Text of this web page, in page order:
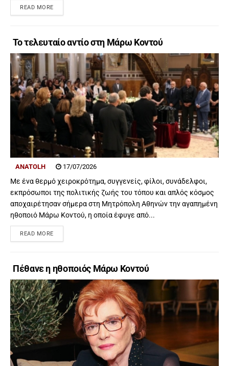
READ MORE
Το τελευταίο αντίο στη Μάρω Κοντού
ANATOLH 17/07/2026
Με ένα θερμό χειροκρότημα, συγγενείς, φίλοι, συνάδελφοι,
εκπρόσωποι της πολιτικής ζωής του τόπου και απλός κόσμος
αποχαιρέτησαν σήμερα στη Μητρόπολη Αθηνών την αγαπημένη
ηθοποιό Μάρω Κοντού, η οποία έφυγε από...
READ MORE
Πέθανε η ηθοποιός Μάρω Κοντού